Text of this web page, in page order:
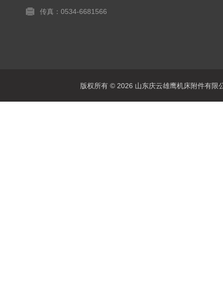
传真：0534-6681566
版权所有 © 2026 山东庆云雄鹰机床附件有